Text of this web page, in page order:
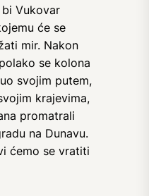
Vukovar
će se
mir. Nakon
se kolona
svojim putem,
krajevima,
promatrali
na Dunavu.
ćemo se vratiti